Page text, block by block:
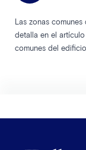
Las zonas
detalla en el
comunes del